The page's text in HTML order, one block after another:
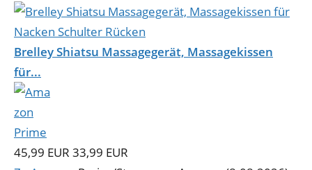
Brelley Shiatsu Massagegerät, Massagekissen
für...
45,99 EUR 33,99 EUR